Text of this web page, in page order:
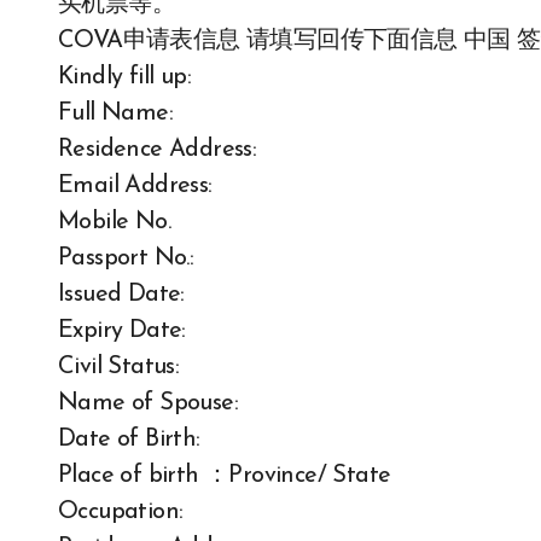
买机票等。
COVA申请表信息 请填写回传下面信息 中国
Kindly fill up:
Full Name:
Residence Address:
Email Address:
Mobile No.
Passport No.:
Issued Date:
Expiry Date:
Civil Status:
Name of Spouse:
Date of Birth:
Place of birth ：Province/ State
Occupation: